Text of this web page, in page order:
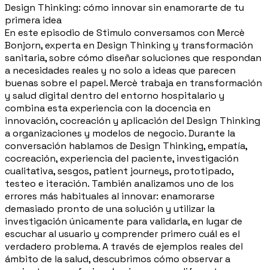
Design Thinking: cómo innovar sin enamorarte de tu
primera idea
En este episodio de Stimulo conversamos con Mercè
Bonjorn, experta en Design Thinking y transformación
sanitaria, sobre cómo diseñar soluciones que respondan
a necesidades reales y no solo a ideas que parecen
buenas sobre el papel. Mercè trabaja en transformación
y salud digital dentro del entorno hospitalario y
combina esta experiencia con la docencia en
innovación, cocreación y aplicación del Design Thinking
a organizaciones y modelos de negocio. Durante la
conversación hablamos de Design Thinking, empatía,
cocreación, experiencia del paciente, investigación
cualitativa, sesgos, patient journeys, prototipado,
testeo e iteración. También analizamos uno de los
errores más habituales al innovar: enamorarse
demasiado pronto de una solución y utilizar la
investigación únicamente para validarla, en lugar de
escuchar al usuario y comprender primero cuál es el
verdadero problema. A través de ejemplos reales del
ámbito de la salud, descubrimos cómo observar a